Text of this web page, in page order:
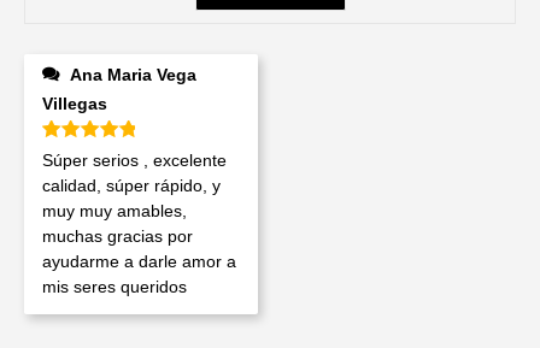
Villegas
Valorado en de 5
Súper serios , excelente
calidad, súper rápido, y
muy muy amables,
muchas gracias por
ayudarme a darle amor a
mis seres queridos